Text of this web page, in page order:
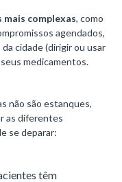
complexas, como
agendados,
cidade (dirigir ou usar
medicamentos.
não são estanques,
as diferentes
se deparar:
têm